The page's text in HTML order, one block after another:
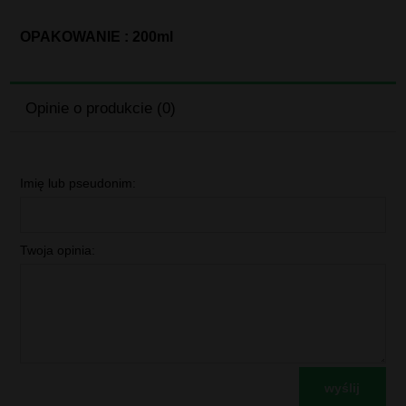
OPAKOWANIE : 200ml
Opinie o produkcie (0)
Imię lub pseudonim:
Twoja opinia: